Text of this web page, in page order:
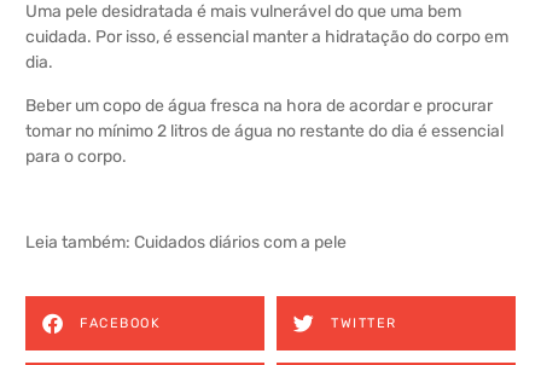
Uma pele desidratada é mais vulnerável do que uma bem
cuidada. Por isso, é essencial manter a hidratação do corpo em
dia.
Beber um copo de água fresca na hora de acordar e procurar
tomar no mínimo 2 litros de água no restante do dia é essencial
para o corpo.
Leia também: Cuidados diários com a pele
FACEBOOK TWITTER